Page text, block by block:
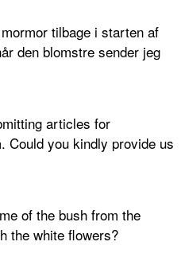
tilbage i starten af
den blomstre sender jeg
articles for
Could you kindly provide us
of the bush from the
the white flowers?